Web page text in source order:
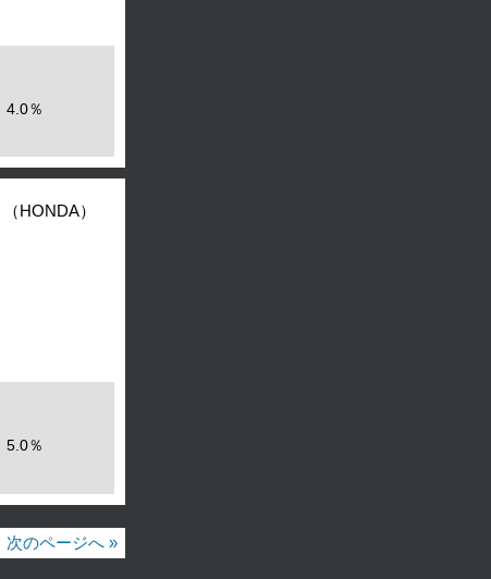
4.0％
（HONDA）
5.0％
次のページへ »